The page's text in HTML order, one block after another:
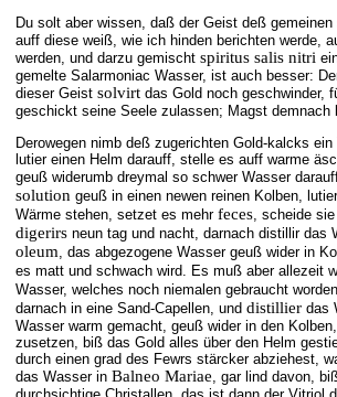
Du solt aber wissen, daß der Geist deß gemeinen
auff diese weiß, wie ich hinden berichten werde,
werden, und darzu gemischt spiritus salis nitri
gemelte Salarmoniac Wasser, ist auch besser:
dieser Geist solvirt das Gold noch geschwinder,
geschickt seine Seele zulassen; Magst
Derowegen nimb deß zugerichten Gold-kalcks
lutier einen Helm darauff, stelle es auff warme
geuß widerumb dreymal so schwer Wasser
solution geuß in einen newen reinen Kolben,
Wärme stehen, setzet es mehr feces , scheide
digerirs neun tag und nacht, darnach distillir
oleum , das abgezogene Wasser geuß wider in
es matt und schwach wird. Es muß aber allezeit
Wasser, welches noch niemalen gebraucht
darnach in eine Sand-Capellen, und distillier das
Wasser warm gemacht, geuß wider in den
zusetzen, biß das Gold alles über den Helm
durch einen grad des Fewrs stärcker abziehest,
das Wasser in Balneo Mariae , gar lind davon,